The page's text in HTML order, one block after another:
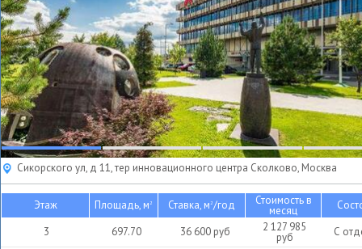
Сикорского ул, д 11, тер инновационного центра Сколково, Москва
Этаж Площадь, м2 Ставка, м2/год Стоимость в
месяц
3
697.70 36 600руб 2 127 985
руб С